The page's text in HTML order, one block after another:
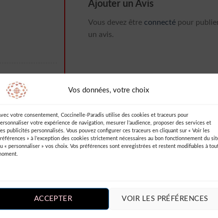
Vos données, votre choix
votre consentement, Coccinelle-Paradis utilise des cookies et traceurs pour
votre expérience de navigation, mesurer l’audience, proposer des services et
publicités personnalisés. Vous pouvez configurer ces traceurs en cliquant sur « Voir les
» à l’exception des cookies strictement nécessaires au bon fonctionnement du
« personnaliser » vos choix. Vos préférences sont enregistrées et restent modifiables à
ACCEPTER VOIR LES PRÉFÉRENCES
d’été à
! Elle
Je l’ai
plein de
fin, ça ne
100% !
Ajouter un Avis
Vous devez être connectépour
un avis.